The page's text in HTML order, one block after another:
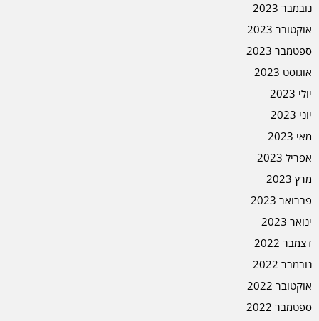
נובמבר 2023
אוקטובר 2023
ספטמבר 2023
אוגוסט 2023
יולי 2023
יוני 2023
מאי 2023
אפריל 2023
מרץ 2023
פברואר 2023
ינואר 2023
דצמבר 2022
נובמבר 2022
אוקטובר 2022
ספטמבר 2022